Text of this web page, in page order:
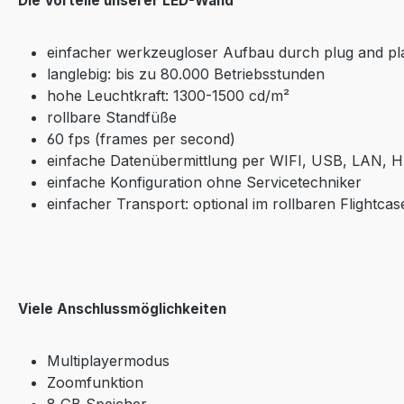
einfacher werkzeugloser Aufbau durch plug and
langlebig: bis zu 80.000 Betriebsstunden
hohe Leuchtkraft: 1300-1500 cd/m²
rollbare Standfüße
60 fps (frames per second)
einfache Datenübermittlung per WIFI, USB, LAN,
einfache Konfiguration ohne Servicetechniker
einfacher Transport: optional im rollbaren
Viele Anschlussmöglichkeiten
Multiplayermodus
Zoomfunktion